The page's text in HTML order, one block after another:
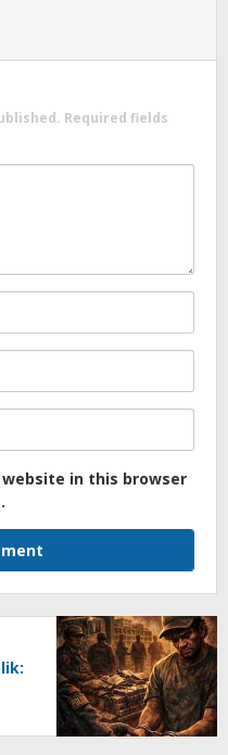
Required fields
website in this browser